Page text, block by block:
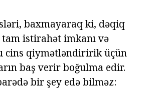
baxmayaraq ki, dəqiq
istirahət imkanı və
cins qiymətləndiririk üçün
baş verir boğulma edir.
bir şey edə bilməz: